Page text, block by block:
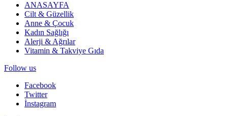
ANASAYFA
Cilt & Güzellik
Anne & Çocuk
Kadın Sağlığı
Alerji & Ağrılar
Vitamin & Takviye Gıda
Follow us
Facebook
Twitter
İnstagram